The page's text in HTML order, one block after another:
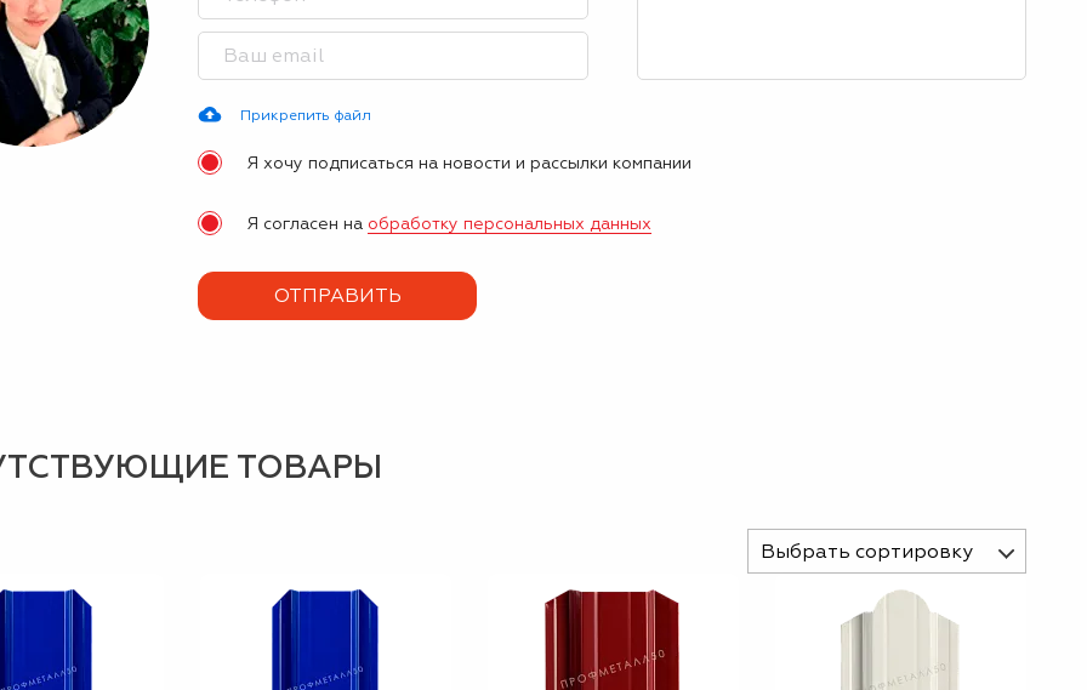
Прикрепить файл
Я хочу подписаться на новости и рассылки компании
Я согласен на обработку персональных данных
ТОВАРЫ
Выбрать сортировку